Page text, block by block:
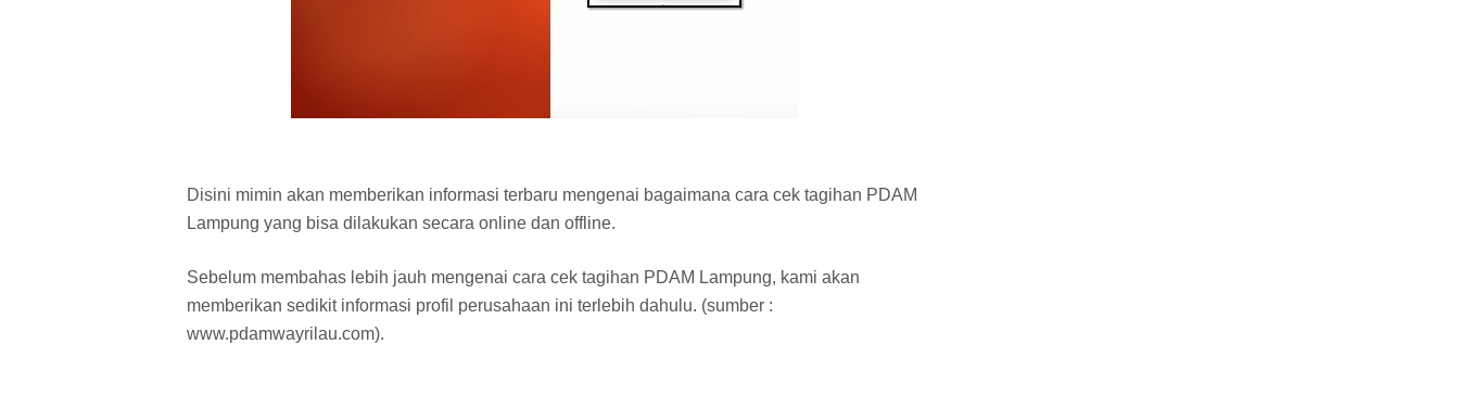
Disini mimin akan memberikan informasi terbaru mengenai bagaimana cara cek tagihan PDAM
Lampung yang bisa dilakukan secara online dan offline.
Sebelum membahas lebih jauh mengenai cara cek tagihan PDAM Lampung, kami akan
memberikan sedikit informasi profil perusahaan ini terlebih dahulu. (sumber :
www.pdamwayrilau.com).